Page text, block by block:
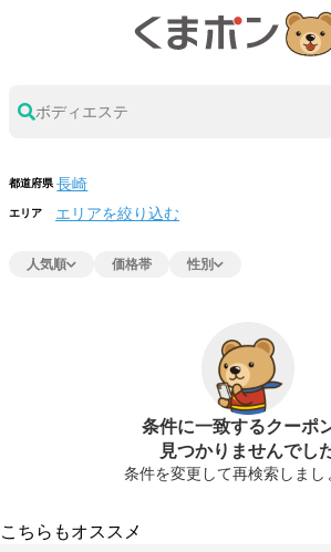
ボディエステ
都道府県
エリア エリアを絞り込む
人気順 価格帯 性別
条件に一致するクーポ
見つかりませんでし
条件を変更して再検索しまし
こちらもオススメ